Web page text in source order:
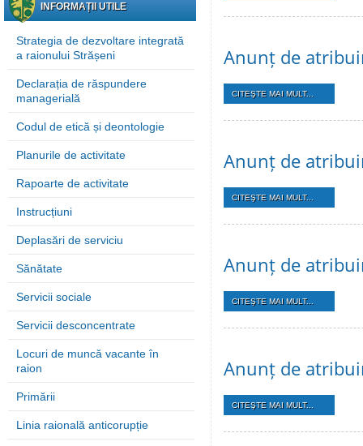
INFORMAȚII UTILE
Strategia de dezvoltare integrată
a raionului Strășeni
Declarația de răspundere
managerială
Codul de etică și deontologie
Planurile de activitate
Rapoarte de activitate
Instrucțiuni
Deplasări de serviciu
Sănătate
Servicii sociale
Servicii desconcentrate
Locuri de muncă vacante în
raion
Primării
Linia raională anticorupție
Anunț de
CITEŞTE MAI MULT...
Anunț de
CITEŞTE MAI MULT...
Anunț de
CITEŞTE MAI MULT...
Anunț de
CITEŞTE MAI MULT...